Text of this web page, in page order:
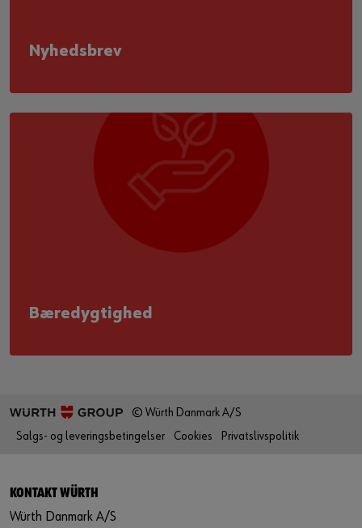
Nyhedsbrev
Bæredygtighed
© Würth Danmark A/S
Salgs- og leveringsbetingelser
Cookies Privatslivspolitik
KONTAKT WÜRTH
Würth Danmark A/S